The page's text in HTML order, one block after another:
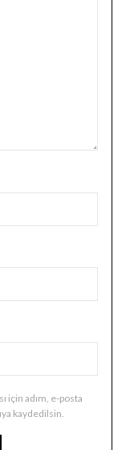
için adım, e-posta
kaydedilsin.